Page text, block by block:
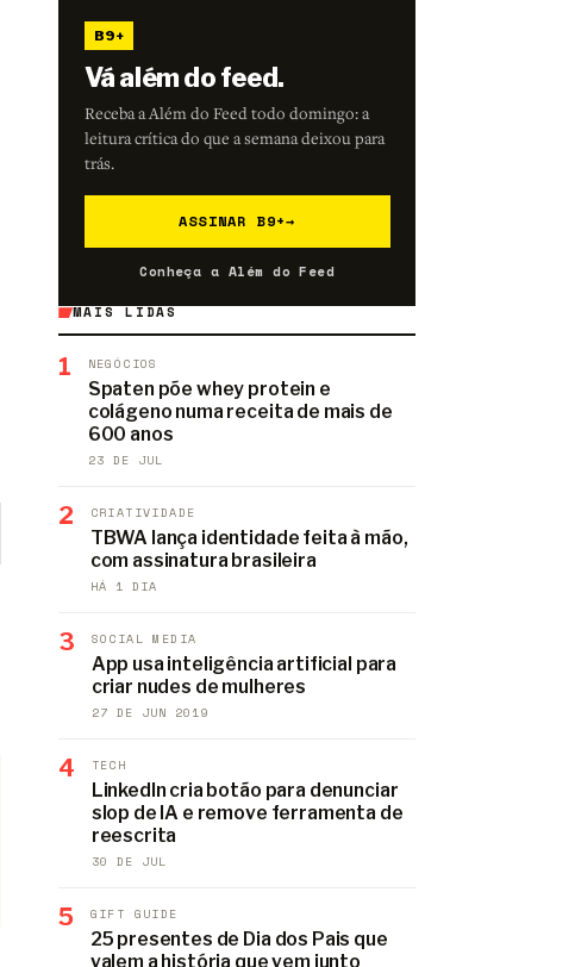
B9+
Vá além do feed.
Receba a Além do Feed todo domingo: a
leitura crítica do que a semana deixou para
trás.
ASSINAR B9+→
Conheça a Além do Feed
MAIS LIDAS
1 NEGÓCIOS
Spaten põe whey protein e
colágeno numa receita de mais de
600 anos
23 DE JUL
2 CRIATIVIDADE
TBWA lança identidade feita à mão,
com assinatura brasileira
HÁ 1 DIA
3 SOCIAL MEDIA
App usa inteligência artificial para
criar nudes de mulheres
27 DE JUN 2019
4 TECH
LinkedIn cria botão para denunciar
slop de IA e remove ferramenta de
reescrita
30 DE JUL
5 GIFT GUIDE
25 presentes de Dia dos Pais que
valem a história que vem junto